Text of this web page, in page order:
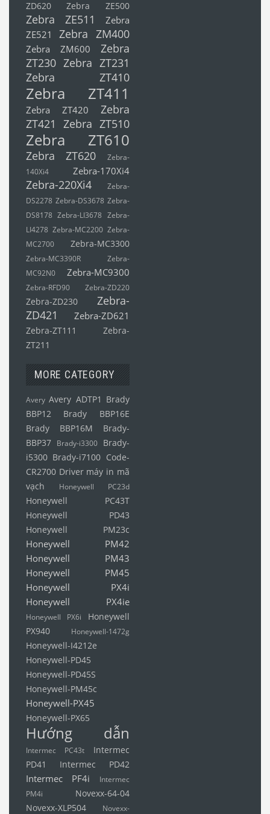
ZD620
Zebra ZE500
Zebra ZE511
Zebra
ZE521
Zebra ZM400
Zebra ZM600
Zebra
ZT230 Zebra ZT231
Zebra ZT410
Zebra ZT411
Zebra ZT420
Zebra
ZT421
Zebra ZT510
Zebra ZT610
Zebra ZT620
Zebra-
140Xi4
Zebra-170Xi4
Zebra-220Xi4
Zebra-
DS2278 Zebra-DS3678 Zebra-
DS8178 Zebra-LI3678 Zebra-
LI4278 Zebra-MC2200 Zebra-
MC2700
Zebra-MC3300
Zebra-MC3390R
Zebra-
MC92N0
Zebra-MC9300
Zebra-RFD90 Zebra-ZD220
Zebra-ZD230
Zebra-
ZD421
Zebra-ZD621
Zebra-ZT111
Zebra-
ZT211
MORE CATEGORY
Avery Avery ADTP1
Brady
BBP12
Brady BBP16E
Brady BBP16M
Brady-
BBP37 Brady-i3300 Brady-
i5300 Brady-i7100 Code-
CR2700 Driver máy in mã
vạch
Honeywell PC23d
Honeywell PC43T
Honeywell PD43
Honeywell PM23c
Honeywell PM42
Honeywell PM43
Honeywell PM45
Honeywell PX4i
Honeywell PX4ie
Honeywell PX6i
Honeywell
PX940
Honeywell-1472g
Honeywell-I4212e
Honeywell-PD45
Honeywell-PD45S
Honeywell-PM45c
Honeywell-PX45
Honeywell-PX65
Hướng dẫn
Intermec PC43t
Intermec
PD41
Intermec PD42
Intermec PF4i
Intermec
PM4i
Novexx-64-04
Novexx-XLP504
Novexx-